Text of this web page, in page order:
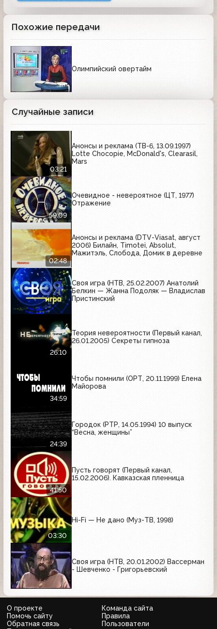
Похожие передачи
Олимпийский овертайм
Случайные записи
03:21
Анонсы и реклама (ТВ-6, 13.09.1997)
Lotte Chocopie, McDonald's, Clearasil,
Mars
59:09
Очевидное - невероятное (ЦТ, 1977)
Отражение
02:48
Анонсы и реклама (DTV-Viasat, август
2006) Билайн, Timotei, Absolut,
Мажитэль, Слобода, Домик в деревне
Своя игра (НТВ, 25.02.2007) Анатолий
Белкин — Жанна Подоляк — Владислав
Пристинский
26:10
Теория невероятности (Первый канал,
26.01.2005) Секреты гипноза
34:59
Чтобы помнили (ОРТ, 20.11.1999) Елена
Майорова
24:39
Городок (РТР, 14.05.1994) 10 выпуск
“Весна, женщины”
41:50
Пусть говорят (Первый канал,
15.02.2006). Кавказская пленница
03:30
Hi-Fi — Не дано (Муз-ТВ, 1998)
Своя игра (НТВ, 20.01.2002) Вассерман
- Шевченко - Григорьевский
О проекте
Команда сайта
Помочь сайту
Правила
Обратная связь
Пользователи